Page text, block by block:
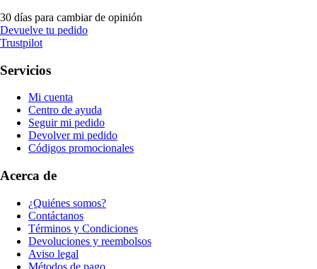
30 días para cambiar de opinión
Devuelve tu pedido
Trustpilot
Servicios
Mi cuenta
Centro de ayuda
Seguir mi pedido
Devolver mi pedido
Códigos promocionales
Acerca de
¿Quiénes somos?
Contáctanos
Términos y Condiciones
Devoluciones y reembolsos
Aviso legal
Métodos de pago